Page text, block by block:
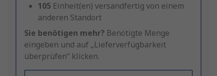
105 Einheit(en) versandfertig von einem
anderen Standort
Sie benötigen mehr? Benötigte Menge
eingeben und auf „Lieferverfügbarkeit
überprüfen“ klicken.